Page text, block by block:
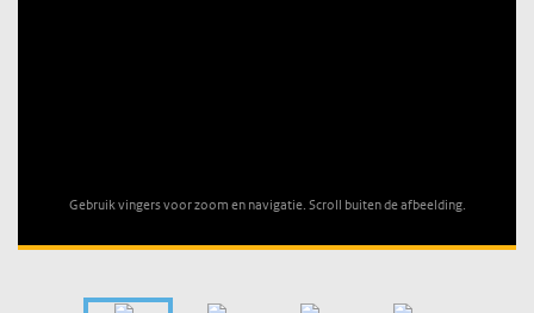
Gebruik vingers voor zoom en navigatie. Scroll buiten de afbeelding.